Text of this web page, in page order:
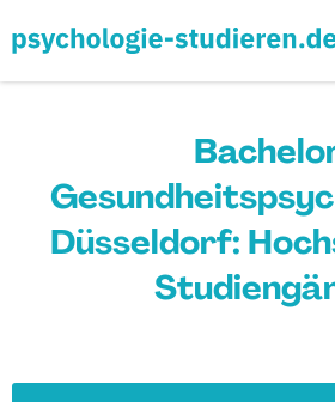
Düsseldorf: